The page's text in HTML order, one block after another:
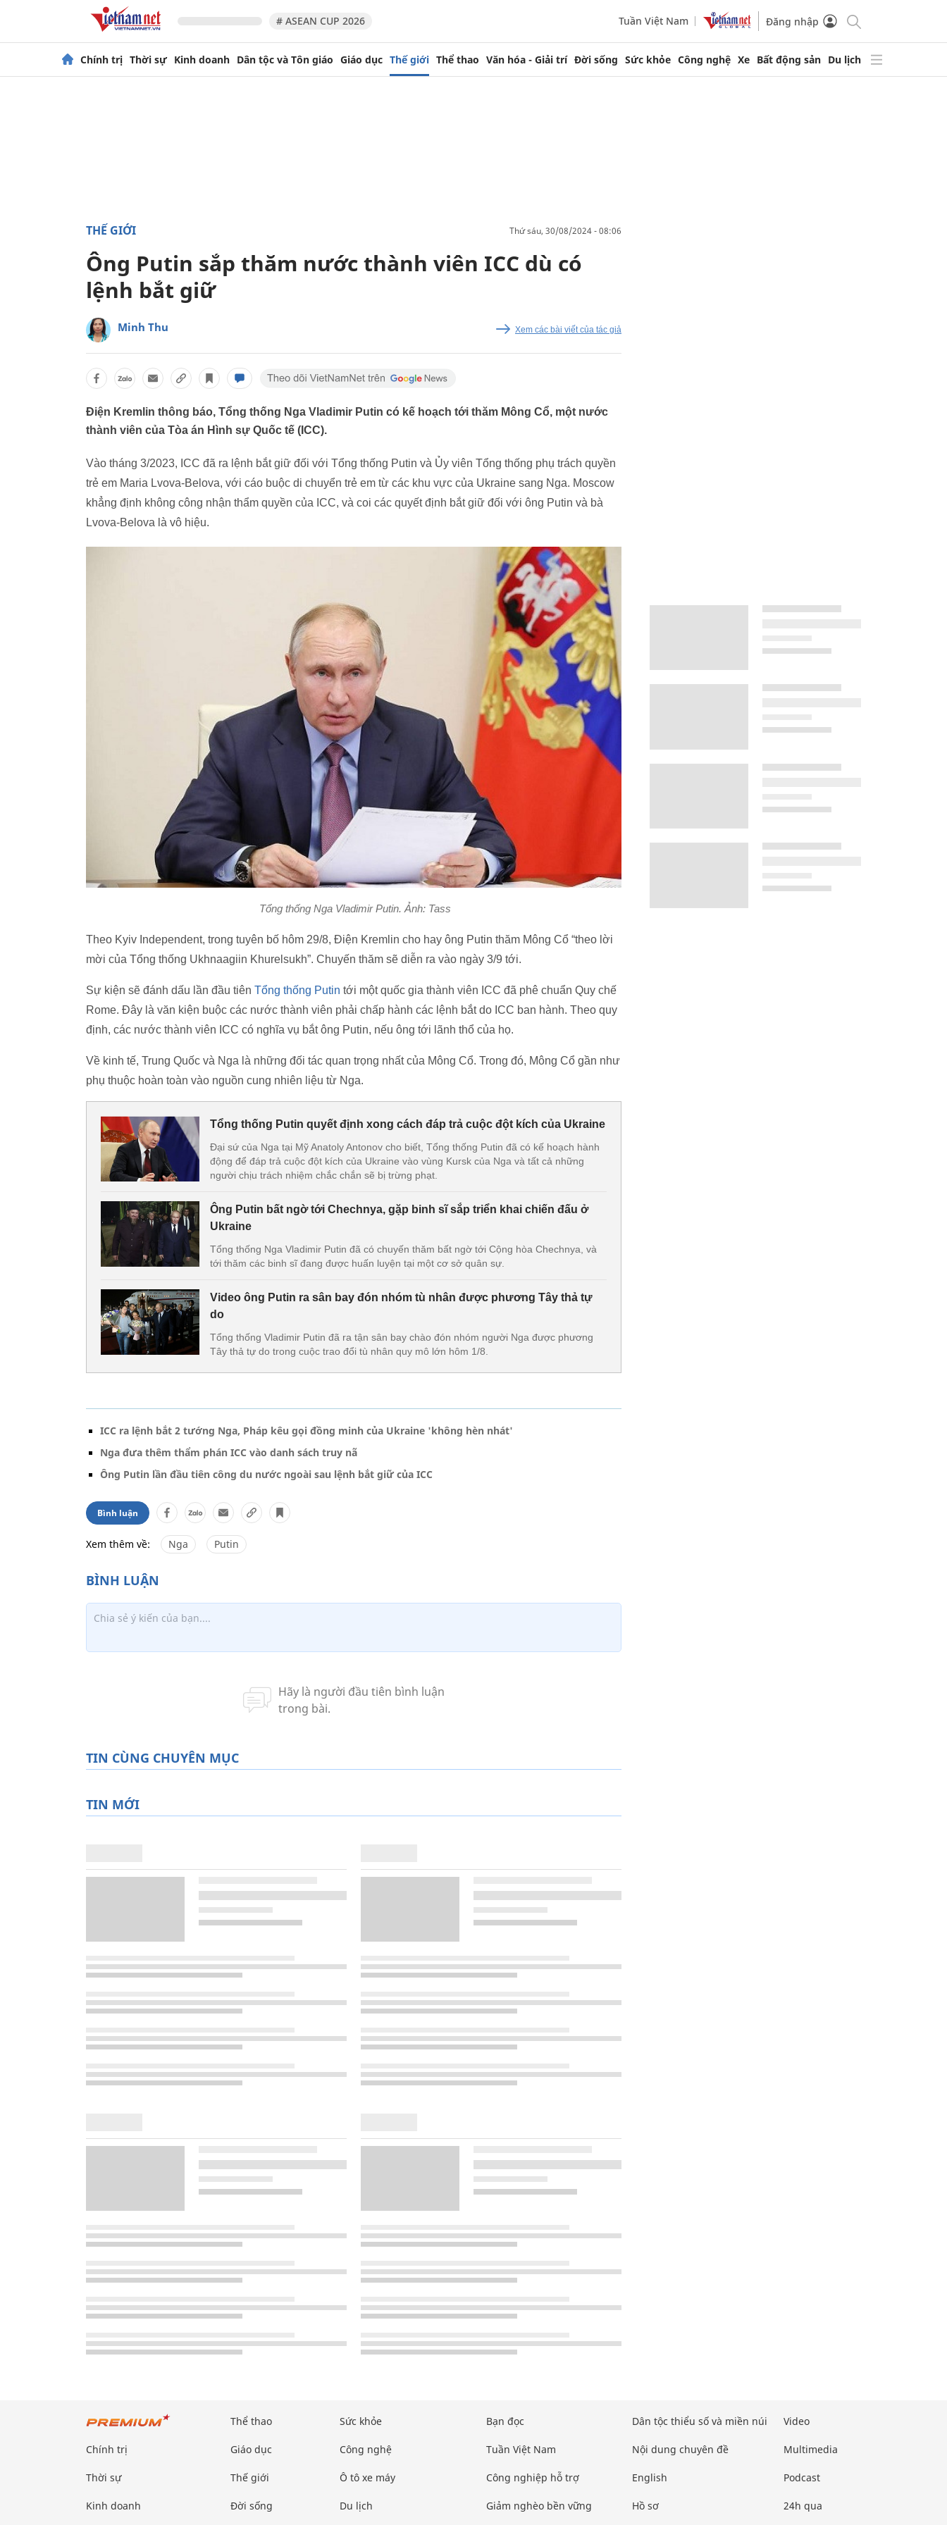
# ASEAN CUP 2026 Tuần Việt Nam Đăng nhập
Chính trị Thời sự Kinh doanh Dân tộc và Tôn giáo Giáo dục Thế giới Thể thao Văn hóa - Giải trí Đời sống Sức khỏe Công nghệ Xe Bất động sản Du lịch
THẾ GIỚI thứ sáu, 30/08/2024 - 08:06
Ông Putin sắp thăm nước thành viên ICC dù có
lệnh bắt giữ
Minh Thu Xem các bài viết của tác giả
Điện Kremlin thông báo, Tổng thống Nga Vladimir Putin có kế hoạch tới thăm Mông Cổ, một nước
thành viên của Tòa án Hình sự Quốc tế (ICC).
Vào tháng 3/2023, ICC đã ra lệnh bắt giữ đối với Tổng thống Putin và Ủy viên Tổng thống phụ trách quyền
trẻ em Maria Lvova-Belova, với cáo buộc di chuyển trẻ em từ các khu vực của Ukraine sang Nga. Moscow
khẳng định không công nhận thẩm quyền của ICC, và coi các quyết định bắt giữ đối với ông Putin và bà
Lvova-Belova là vô hiệu.
Tổng thống Nga Vladimir Putin. Ảnh: Tass
Theo Kyiv Independent, trong tuyên bố hôm 29/8, Điện Kremlin cho hay ông Putin thăm Mông Cổ “theo lời
mời của Tổng thống Ukhnaagiin Khurelsukh”. Chuyến thăm sẽ diễn ra vào ngày 3/9 tới.
Sự kiện sẽ đánh dấu lần đầu tiên Tổng thống Putin tới một quốc gia thành viên ICC đã phê chuẩn Quy chế
Rome. Đây là văn kiện buộc các nước thành viên phải chấp hành các lệnh bắt do ICC ban hành. Theo quy
định, các nước thành viên ICC có nghĩa vụ bắt ông Putin, nếu ông tới lãnh thổ của họ.
Về kinh tế, Trung Quốc và Nga là những đối tác quan trọng nhất của Mông Cổ. Trong đó, Mông Cổ gần như
phụ thuộc hoàn toàn vào nguồn cung nhiên liệu từ Nga.
Tổng thống Putin quyết định xong cách đáp trả cuộc đột kích của Ukraine
Đại sứ của Nga tại Mỹ Anatoly Antonov cho biết, Tổng thống Putin đã có kế hoạch hành
động để đáp trả cuộc đột kích của Ukraine vào vùng Kursk của Nga và tất cả những
người chịu trách nhiệm chắc chắn sẽ bị trừng phạt.
Ông Putin bất ngờ tới Chechnya, gặp binh sĩ sắp triển khai chiến đấu ở
Ukraine
Tổng thống Nga Vladimir Putin đã có chuyến thăm bất ngờ tới Cộng hòa Chechnya, và
tới thăm các binh sĩ đang được huấn luyện tại một cơ sở quân sự.
Video ông Putin ra sân bay đón nhóm tù nhân được phương Tây thả tự
do
Tổng thống Vladimir Putin đã ra tận sân bay chào đón nhóm người Nga được phương
Tây thả tự do trong cuộc trao đổi tù nhân quy mô lớn hôm 1/8.
ICC ra lệnh bắt 2 tướng Nga, Pháp kêu gọi đồng minh của Ukraine 'không hèn nhát'
Nga đưa thêm thẩm phán ICC vào danh sách truy nã
Ông Putin lần đầu tiên công du nước ngoài sau lệnh bắt giữ của ICC
Bình luận
Xem thêm về: Nga Putin
TIN CÙNG CHUYÊN MỤC
TIN MỚI
Chính trị
Thời sự
Kinh doanh
Thể thao
Giáo dục
Thế giới
Đời sống
Sức khỏe
Công nghệ
Ô tô xe máy
Du lịch
Bạn đọc
Tuần Việt Nam
Công nghiệp hỗ trợ
Giảm nghèo bền vững
Dân tộc thiểu số và miền núi
Nội dung chuyên đề
English
Hồ sơ
Video
Multimedia
Podcast
24h qua